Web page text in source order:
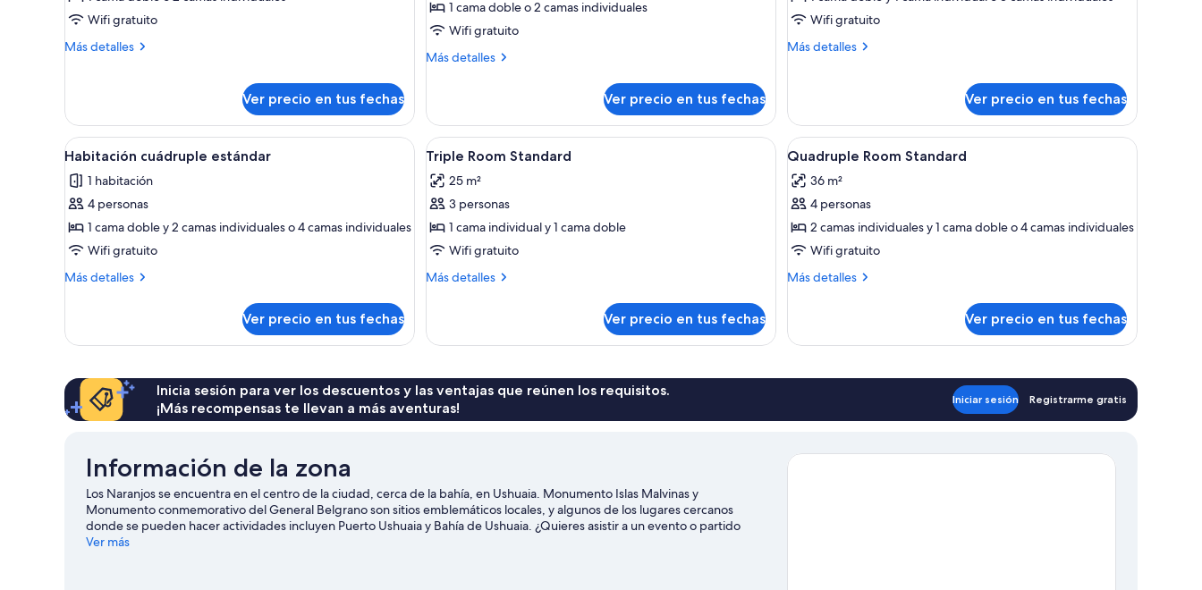
Double
Room
Wifi gratuito
Más detalles
Más
Standard
Ver precio en tus fechas
Habitación
doble
estándar
1 cama doble o 2 camas individuales
Wifi gratuito
Más detalles
Más
doble
estándar
Ver precio en tus fechas
Habitación
triple
Wifi gratuito
Más detalles
Más
estándar
Ver precio en tus fechas
Ver
todas
las
fotos
de
Habitación
cuádruple
Habitación de hotel con dos camas, televisión, piso de madera y vista a la ciudad.
2
Habitación cuádruple estándar
1 habitación
4 personas
1 cama doble y 2 camas individuales o 4 camas individuales
Wifi gratuito
Más detalles
Más
cuádruple
Ver precio en tus fechas
Ver
todas
las
fotos
de
Triple
Room
Caja de seguridad en la habitación y sistema de insonorización
4
Triple Room Standard
25 m²
3 personas
1 cama individual y 1 cama doble
Wifi gratuito
Más detalles
Más
Room
Ver precio en tus fechas
Ver
todas
las
fotos
de
Quadruple
Room
Caja de seguridad en la habitación y sistema
4
Quadruple Room Standard
36 m²
4 personas
2 camas individuales y 1 cama doble o 4 camas individuales
Wifi gratuito
Más detalles
Más
Room
Ver precio en tus fechas
Inicia sesión para ver los descuentos y las ventajas que reúnen los requisitos.
¡Más recompensas te llevan a más aventuras!
Iniciar sesión Registrarme gratis
Información de la zona
Los Naranjos se encuentra en el centro de la ciudad, cerca de la bahía, en Ushuaia. Monumento Islas Malvinas y
Monumento conmemorativo del General Belgrano son sitios emblemáticos locales, y algunos de los lugares cercanos
donde se pueden hacer actividades incluyen Puerto Ushuaia y Bahía de Ushuaia. ¿Quieres asistir a un evento o partido
mientras estás en la ciudad? Échale un vistazo a lo que sucede en Centro deportivo municipal o Ushuaia Rugby Club.
Ver más